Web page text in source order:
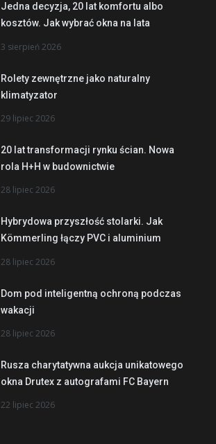
Jedna decyzja, 20 lat komfortu albo
kosztów. Jak wybrać okna na lata
3 sierpień 2026
Rolety zewnętrzne jako naturalny
klimatyzator
29 lipiec 2026
20 lat transformacji rynku ścian. Nowa
rola H+H w budownictwie
28 lipiec 2026
Hybrydowa przyszłość stolarki. Jak
Kömmerling łączy PVC i aluminium
28 lipiec 2026
Dom pod inteligentną ochroną podczas
wakacji
28 lipiec 2026
Rusza charytatywna aukcja unikatowego
okna Drutex z autografami FC Bayern
22 lipiec 2026